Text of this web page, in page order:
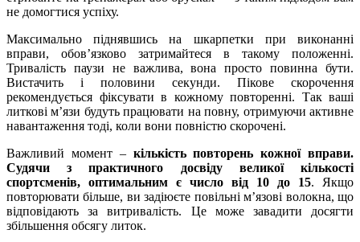
не домогтися успіху.
Максимально піднявшись на шкарпетки при виконанні
вправи, обов’язково затримайтеся в такому положенні.
Тривалість паузи не важлива, вона просто повинна бути.
Вистачить і половини секунди. Пікове скорочення
рекомендується фіксувати в кожному повторенні. Так ваші
литкові м’язи будуть працювати на повну, отримуючи активне
навантаження тоді, коли вони повністю скорочені.
Важливий момент – кількість повторень кожної вправи.
Судячи з практичного досвіду великої кількості
спортсменів, оптимальним є число від 10 до 15. Якщо
повторювати більше, ви задіюєте повільні м’язові волокна, що
відповідають за витривалість. Це може завадити досягти
збільшення обсягу литок.